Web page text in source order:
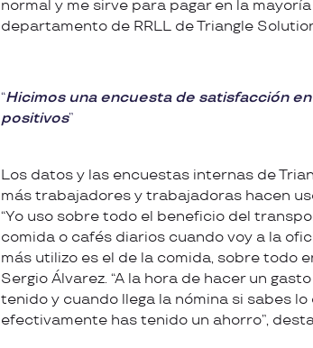
normal y me sirve para pagar en la
departamento de RRLL de Triangle
Hicimos una encuesta de satisfacción
positivos
Los datos y las encuestas internas de
más trabajadores y trabajadoras hacen
“Yo uso sobre todo el beneficio del
comida o cafés diarios cuando voy a la
más utilizo es el de la comida, sobre todo
Sergio Álvarez. “A la hora de hacer un
tenido y cuando llega la nómina si sabes
efectivamente has tenido un ahorro”,